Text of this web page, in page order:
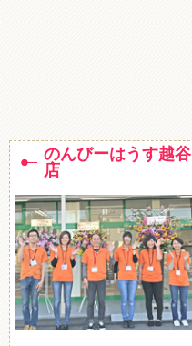
のんびーはうす越谷
店